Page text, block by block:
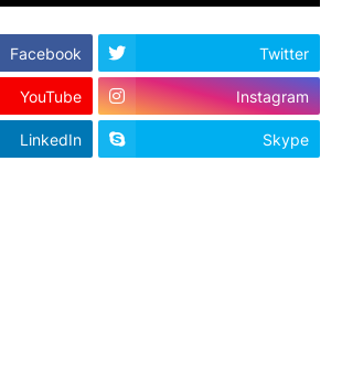
Facebook Twitter
YouTube Instagram
LinkedIn Skype